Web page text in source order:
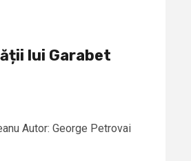
lui Garabet
Autor: George Petrovai